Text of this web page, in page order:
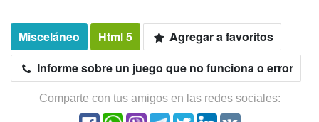
Misceláneo Html 5
Agregar a favoritos
Informe sobre un juego que no funciona o error
Comparte con tus amigos en las redes sociales: